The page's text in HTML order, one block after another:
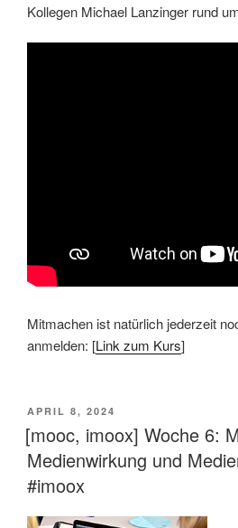
Kollegen Michael Lanzinger rund
Mitmachen ist natürlich jederzeit
anmelden: [Link zum Kurs]
VERÖFFENTLICHT
AM
APRIL 8, 2024
[mooc, imoox] Woche 6:
Medienwirkung und
#imoox